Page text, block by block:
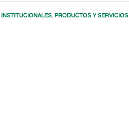
INSTITUCIONALES, PRODUCTOS Y SERVICIOS